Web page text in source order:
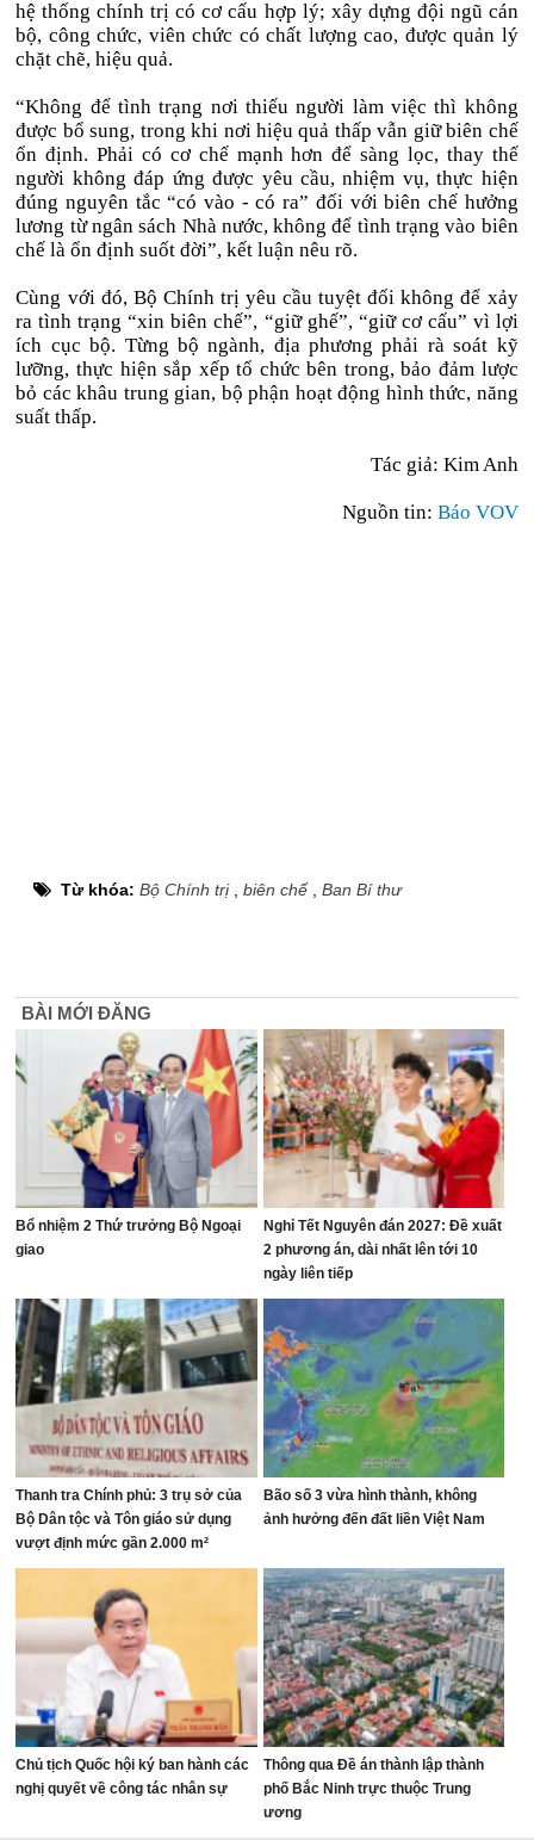
hệ thống chính trị có cơ cấu hợp lý; xây dựng đội ngũ cán
bộ, công chức, viên chức có chất lượng cao, được quản lý
chặt chẽ, hiệu quả.
“Không để tình trạng nơi thiếu người làm việc thì không
được bổ sung, trong khi nơi hiệu quả thấp vẫn giữ biên chế
ổn định. Phải có cơ chế mạnh hơn để sàng lọc, thay thế
người không đáp ứng được yêu cầu, nhiệm vụ, thực hiện
đúng nguyên tắc “có vào - có ra” đối với biên chế hưởng
lương từ ngân sách Nhà nước, không để tình trạng vào biên
chế là ổn định suốt đời”, kết luận nêu rõ.
Cùng với đó, Bộ Chính trị yêu cầu tuyệt đối không để xảy
ra tình trạng “xin biên chế”, “giữ ghế”, “giữ cơ cấu” vì lợi
ích cục bộ. Từng bộ ngành, địa phương phải rà soát kỹ
lưỡng, thực hiện sắp xếp tổ chức bên trong, bảo đảm lược
bỏ các khâu trung gian, bộ phận hoạt động hình thức, năng
suất thấp.
Tác giả: Kim Anh
Nguồn tin: Báo VOV
Từ khóa:Bộ Chính trị,biên chế,Ban Bí thư
BÀI MỚI ĐĂNG
Bổ nhiệm 2 Thứ trưởng Bộ Ngoại
giao
Nghỉ Tết Nguyên đán 2027: Đề xuất
2 phương án, dài nhất lên tới 10
ngày liên tiếp
Thanh tra Chính phủ: 3 trụ sở của
Bộ Dân tộc và Tôn giáo sử dụng
vượt định mức gần 2.000 m²
Bão số 3 vừa hình thành, không
ảnh hưởng đến đất liền Việt Nam
Chủ tịch Quốc hội ký ban hành các
nghị quyết về công tác nhân sự
Thông qua Đề án thành lập thành
phố Bắc Ninh trực thuộc Trung
ương